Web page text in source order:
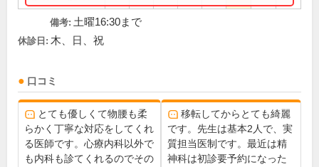
備考: 土曜16:30まで
休診日: 木、日、祝
口コミ
とても優しくて物腰も柔
らかく丁寧な対応をしてくれ
る医師です。心療内科以外で
も内科も診てくれるのでその
移転してからとても綺麗
です。先生は基本2人で、実
質担当医制です。最近は精
神科は初診要予約になった